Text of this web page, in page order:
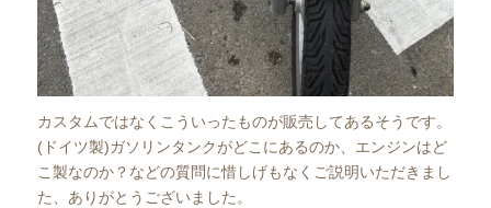
カスタムではなくこういったものが販売してあるそうです。
(ドイツ製)ガソリンタンクがどこにあるのか、エンジンはど
こ製なのか？などの質問に惜しげもなくご説明いただきまし
た、ありがとうございました。